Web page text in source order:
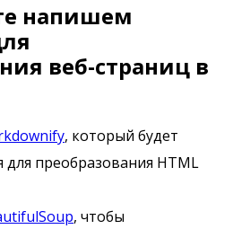
напишем
веб-страниц в
, который будет
для преобразования HTML
, чтобы